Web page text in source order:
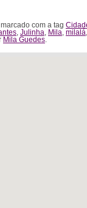
com a tag
, Julinha, Mila, milalá
Mila Guedes.